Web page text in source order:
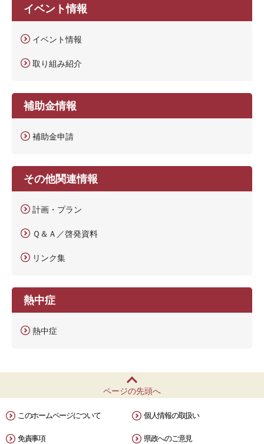
イベント情報
イベント情報
取り組み紹介
補助金情報
補助金申請
その他関連情報
計画・プラン
Ｑ＆Ａ／啓発資料
リンク集
熱中症
熱中症
ページの先頭へ
このホームページについて 個人情報の取扱い
免責事項 県政へのご意見